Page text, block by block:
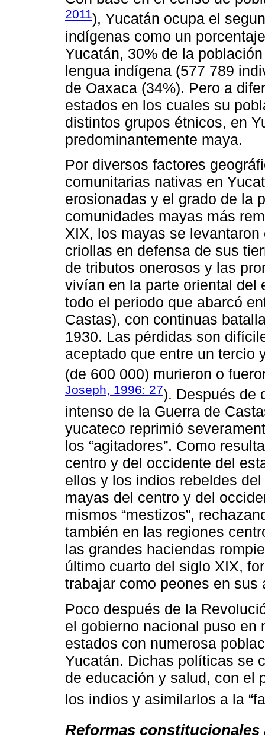
2011), Yucatán ocupa el
indígenas como un
Yucatán, 30% de la
lengua indígena (577 789
de Oaxaca (34%). Pero a
estados en los cuales su
distintos grupos étnicos, en
predominantemente maya.
Por diversos factores
comunitarias nativas en
erosionadas y el grado de la
comunidades mayas más
XIX, los mayas se
criollas en defensa de sus
de tributos onerosos y las
vivían en la parte oriental del
todo el periodo que abarcó
Castas), con continuas
1930. Las pérdidas son
aceptado que entre un tercio
(de 600 000) murieron o
Joseph, 1996: 27). Después de
intenso de la Guerra de
yucateco reprimió
los “agitadores”. Como
centro y del occidente del
ellos y los indios rebeldes
mayas del centro y del
mismos “mestizos”,
también en las regiones
las grandes haciendas
último cuarto del siglo XIX,
trabajar como peones en sus
Poco después de la
el gobierno nacional puso
estados con numerosa
Yucatán. Dichas políticas se
de educación y salud, con el
los indios y asimilarlos a la
Reformas constitucionales